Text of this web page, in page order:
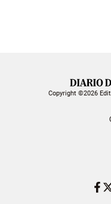
Copyright ©2026